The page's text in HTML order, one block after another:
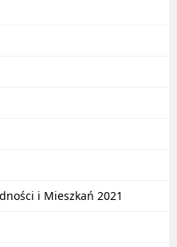
i Mieszkań 2021